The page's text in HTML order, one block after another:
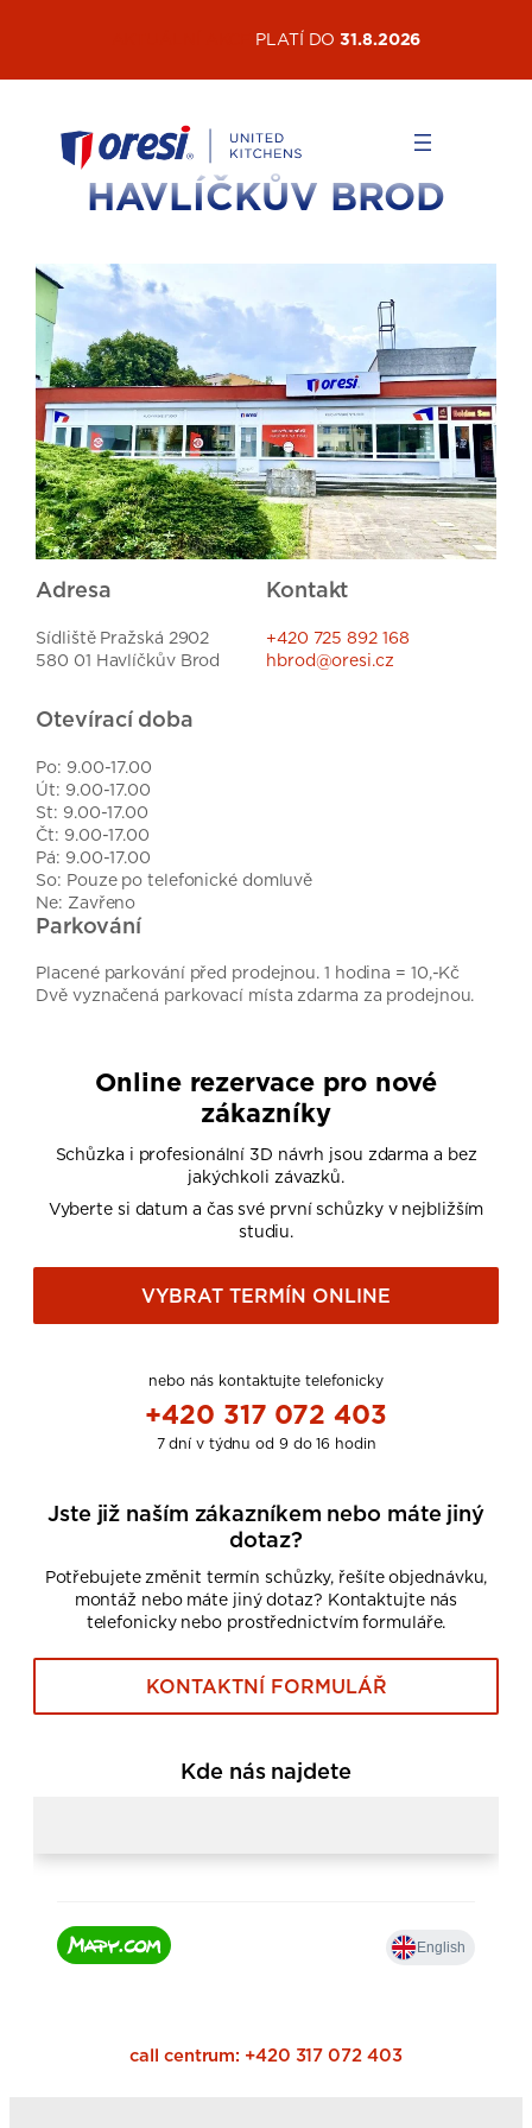
PLATÍ DO31.8.2026
HAVLÍČKŮV BROD
Adresa
Sídliště Pražská 2902
580 01 Havlíčkův Brod
Kontakt
+420 725 892 168
hbrod@oresi.cz
Otevírací doba
Po: 9.00-17.00
Út: 9.00-17.00
St: 9.00-17.00
Čt: 9.00-17.00
Pá: 9.00-17.00
So: Pouze po telefonické domluvě
Ne: Zavřeno
Parkování
Placené parkování před prodejnou. 1 hodina = 10,-Kč
Dvě vyznačená parkovací místa zdarma za prodejnou.
Online rezervace pro nové
zákazníky
Schůzka i profesionální 3D návrh jsou zdarma a bez
jakýchkoli závazků.
Vyberte si datum a čas své první schůzky v nejbližším
studiu.
VYBRAT TERMÍN ONLINE
nebo nás kontaktujte telefonicky
+420 317 072 403
7 dní v týdnu od 9 do 16 hodin
Jste již naším zákazníkem nebo máte jiný
dotaz?
Potřebujete změnit termín schůzky, řešíte objednávku,
montáž nebo máte jiný dotaz? Kontaktujte nás
telefonicky nebo prostřednictvím formuláře.
KONTAKTNÍ FORMULÁŘ
Kde nás najdete
call centrum: +420 317 072 403